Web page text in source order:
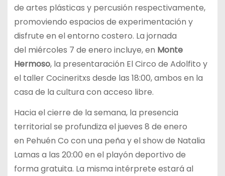
de artes plásticas y percusión respectivamente,
promoviendo espacios de experimentación y
disfrute en el entorno costero. La jornada
del miércoles 7 de enero incluye, en Monte
Hermoso, la presentaración El Circo de Adolfito y
el taller Cocineritxs desde las 18:00, ambos en la
casa de la cultura con acceso libre.
Hacia el cierre de la semana, la presencia
territorial se profundiza el jueves 8 de enero
en Pehuén Co con una peña y el show de Natalia
Lamas a las 20:00 en el playón deportivo de
forma gratuita. La misma intérprete estará al